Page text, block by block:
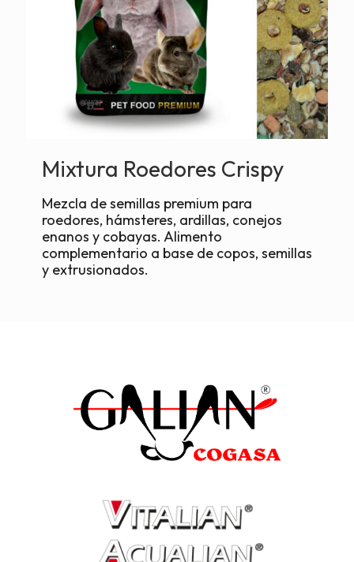
Mixtura Roedores Crispy
Mezcla de semillas premium para
roedores, hámsteres, ardillas, conejos
enanos y cobayas. Alimento
complementario a base de copos, semillas
y extrusionados.